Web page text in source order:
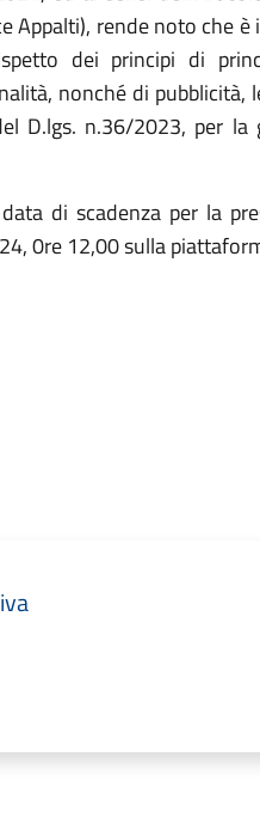
Appalti), rende noto che
dei principi di
nonché di
D.lgs. n.36/2023, per
di scadenza per la
0re 12,00 sulla